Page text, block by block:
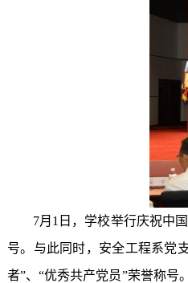
7月 1 日， 学校举行庆祝中
号。 与此同时， 安全工程系党
者”、“优秀共产党员”荣誉称号